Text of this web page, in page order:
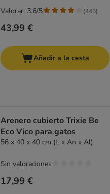
43,99 €
Valorar: 3.6/5 (445)
Añadir a la cesta
Arenero cubierto Trixie Be
Eco Vico para gatos
56 x 40 x 40 cm (L x An x Al)
17,99 €
Sin valoraciones